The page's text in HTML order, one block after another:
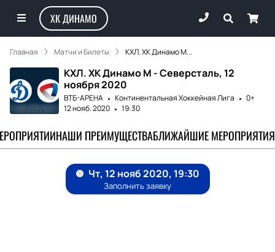
ХК ДИНАМО
Главная Матчи и Билеты КХЛ. ХК Динамо М...
КХЛ. ХК Динамо М - Северсталь, 12
ноября 2020
ВТБ-АРЕНА Континентальная Хоккейная Лига
0+
12 нояб. 2020
19:30
НАШИ ПРЕИМУЩЕСТВАБЛИЖАЙШИЕ МЕРОПРИЯТИЯ